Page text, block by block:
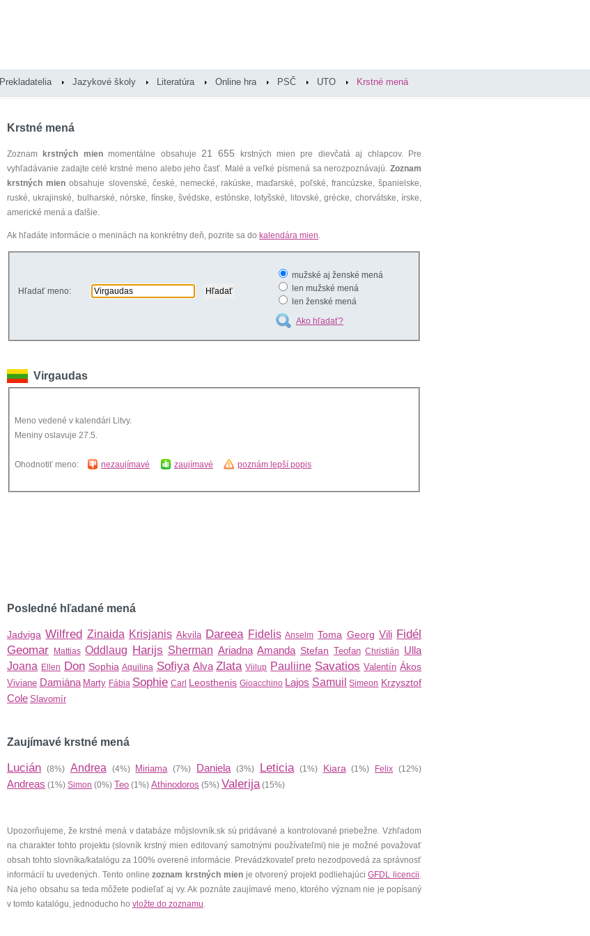
Prekladatelia Jazykové školy Literatúra Online hra PSČ UTO Krstné mená
Krstné mená
Zoznam krstných mienmomentálne obsahuje 21 655 krstných mien pre dievčatá aj chlapcov. Pre
vyhľadávanie zadajte celé krstné meno alebo jeho časť. Malé a veľké písmená sa nerozpoznávajú. Zoznam
krstných mien obsahuje slovenské, české, nemecké, rakúske, maďarské, poľské, francúzske, španielske,
ruské, ukrajinské, bulharské, nórske, fínske, švédske, estónske, lotyšské, litovské, grécke, chorvátske, írske,
americké mená a ďalšie.
Ak hľadáte informácie o meninách na konkrétny deň, pozrite sa do kalendára mien.
Hľadať meno:
mužské aj ženské mená
len mužské mená
len ženské mená
Ako hľadať?
Virgaudas
Meno vedené v kalendári Litvy.
Meniny oslavuje 27.5.
Ohodnotiť meno: nezaujímavé zaujímavé poznám lepší popis
Posledné hľadané mená
Jadviga Wilfred Zinaida Krisjanis Akvila Dareea Fidelis Anselm Toma Georg Vili Fidél
Geomar
Mattias Oddlaug Harijs Sherman Ariadna Amanda Stefan Teofan Christián
Ulla
Joana Ellen Don Sophia Aquilina Sofiya Alva Zlata Viilup Pauliine Savatios Valentín Ákos
Viviane Damiána Marty Fábia Sophie Carl Leosthenis Gioacchino Lajos Samuil Simeon Krzysztof
Cole Slavomír
Zaujímavé krstné mená
Lucián (8%) Andrea(4%) Miriama(7%) Daniela(3%) Leticia(1%) Kiara(1%) Felix (12%)
Andreas (1%) Simon (0%) Teo (1%) Athinodoros (5%) Valerija(15%)
Upozorňujeme, že krstné mená v databáze môjslovník.sk sú pridávané a kontrolované priebežne. Vzhľadom
na charakter tohto projektu (slovník krstný mien editovaný samotnými používateľmi) nie je možné považovať
obsah tohto slovníka/katalógu za 100% overené informácie. Prevádzkovateľ preto nezodpovedá za správnosť
informácií tu uvedených. Tento onlinezoznam krstných mienje otvorený projekt podliehajúciGFDL licencii.
Na jeho obsahu sa teda môžete podieľať aj vy. Ak poznáte zaujímavé meno, ktorého význam nie je popísaný
v tomto katalógu, jednoducho ho vložte do zoznamu.